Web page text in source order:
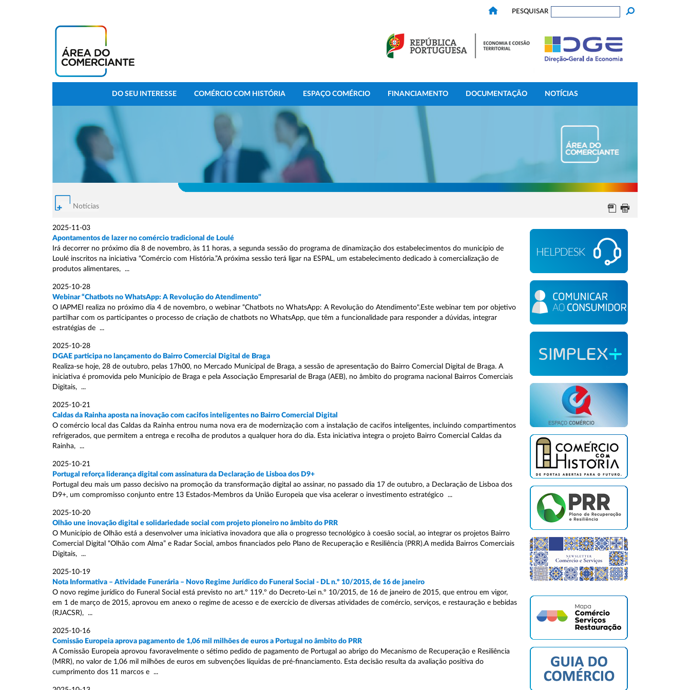
PESQUISAR
DO SEU INTERESSE COMÉRCIO COM HISTÓRIA ESPAÇO COMÉRCIO FINANCIAMENTO DOCUMENTAÇÃO NOTÍCIAS
Notícias
2025-11-03
Apontamentos de lazer no comércio tradicional de Loulé
Irá decorrer no próximo dia 8 de novembro, às 11 horas, a segunda sessão do programa de dinamização dos estabelecimentos do município de
Loulé inscritos na iniciativa “Comércio com História.”A próxima sessão terá ligar na ESPAL, um estabelecimento dedicado à comercialização de
produtos alimentares, ...
2025-10-28
Webinar “Chatbots no WhatsApp: A Revolução do Atendimento"
O IAPMEI realiza no próximo dia 4 de novembro, o webinar “Chatbots no WhatsApp: A Revolução do Atendimento".Este webinar tem por objetivo
partilhar com os participantes o processo de criação de chatbots no WhatsApp, que têm a funcionalidade para responder a dúvidas, integrar
estratégias de ...
2025-10-28
DGAE participa no lançamento do Bairro Comercial Digital de Braga
Realiza-se hoje, 28 de outubro, pelas 17h00, no Mercado Municipal de Braga, a sessão de apresentação do Bairro Comercial Digital de Braga. A
iniciativa é promovida pelo Município de Braga e pela Associação Empresarial de Braga (AEB), no âmbito do programa nacional Bairros Comerciais
Digitais, ...
2025-10-21
Caldas da Rainha aposta na inovação com cacifos inteligentes no Bairro Comercial Digital
O comércio local das Caldas da Rainha entrou numa nova era de modernização com a instalação de cacifos inteligentes, incluindo compartimentos
refrigerados, que permitem a entrega e recolha de produtos a qualquer hora do dia. Esta iniciativa integra o projeto Bairro Comercial Caldas da
Rainha, ...
2025-10-21
Portugal reforça liderança digital com assinatura da Declaração de Lisboa dos D9+
Portugal deu mais um passo decisivo na promoção da transformação digital ao assinar, no passado dia 17 de outubro, a Declaração de Lisboa dos
D9+, um compromisso conjunto entre 13 Estados-Membros da União Europeia que visa acelerar o investimento estratégico ...
2025-10-20
Olhão une inovação digital e solidariedade social com projeto pioneiro no âmbito do PRR
O Município de Olhão está a desenvolver uma iniciativa inovadora que alia o progresso tecnológico à coesão social, ao integrar os projetos Bairro
Comercial Digital “Olhão com Alma” e Radar Social, ambos financiados pelo Plano de Recuperação e Resiliência (PRR).A medida Bairros Comerciais
Digitais, ...
2025-10-19
Nota Informativa – Atividade Funerária – Novo Regime Jurídico do Funeral Social - DL n.º 10/2015, de 16 de janeiro
O novo regime jurídico do Funeral Social está previsto no art.º 119.º do Decreto-Lei n.º 10/2015, de 16 de janeiro de 2015, que entrou em vigor,
em 1 de março de 2015, aprovou em anexo o regime de acesso e de exercício de diversas atividades de comércio, serviços, e restauração e bebidas
(RJACSR), ...
2025-10-16
Comissão Europeia aprova pagamento de 1,06 mil milhões de euros a Portugal no âmbito do PRR
A Comissão Europeia aprovou favoravelmente o sétimo pedido de pagamento de Portugal ao abrigo do Mecanismo de Recuperação e Resiliência
(MRR), no valor de 1,06 mil milhões de euros em subvenções líquidas de pré-financiamento. Esta decisão resulta da avaliação positiva do
cumprimento dos 11 marcos e ...